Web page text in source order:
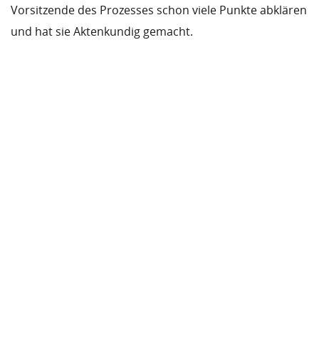
Vorsitzende des Prozesses schon viele Punkte abklären
und hat sie Aktenkundig gemacht.